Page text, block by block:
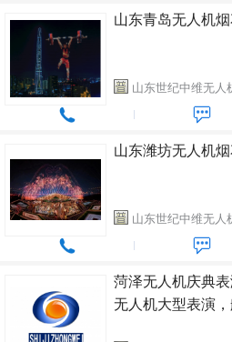
山东青岛无人机
山东世纪中维无人
山东潍坊无人机
山东世纪中维无人
菏泽无人机庆典
无人机大型表演
术，无人机烟火